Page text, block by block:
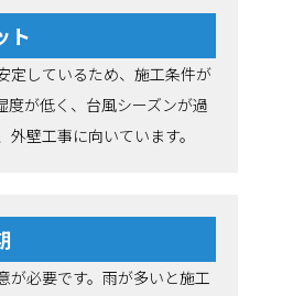
ト
定しているため、施工条件が
度が低く、台風シーズンが過
壁工事に向いています。
が必要です。雨が多いと施工